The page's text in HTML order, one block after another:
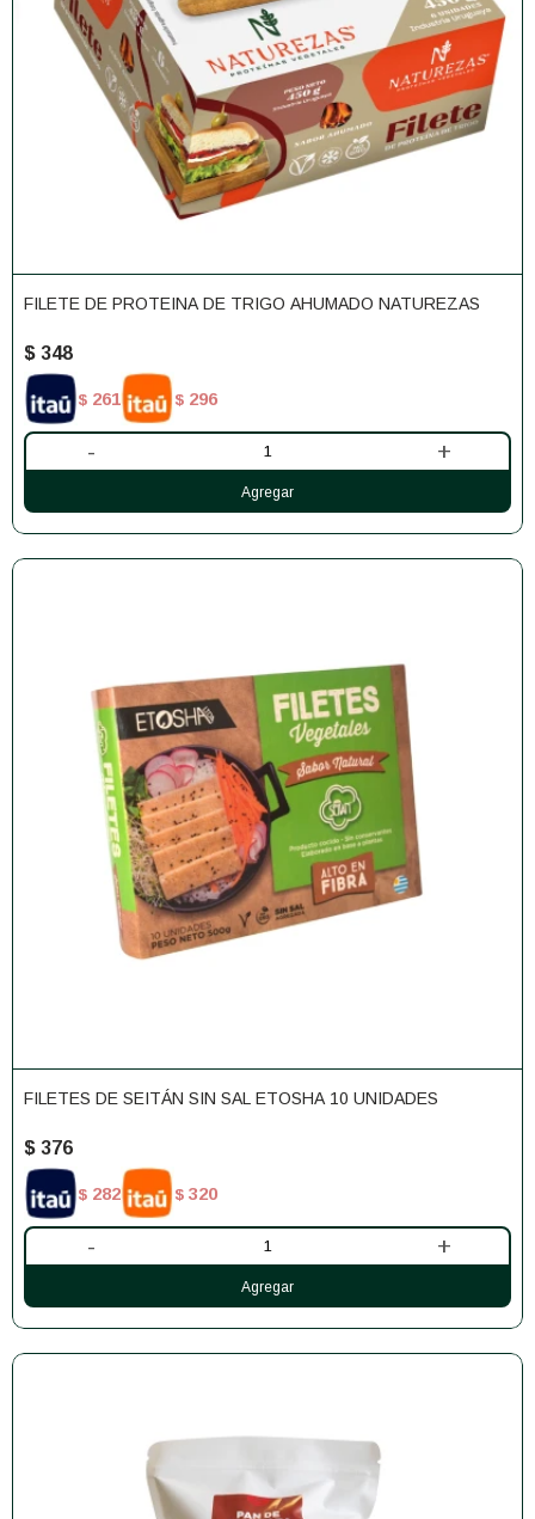
FILETE DE PROTEINA DE TRIGO AHUMADO NATUREZAS
$ 348
$ 261 $ 296
- +
FILETES DE SEITÁN SIN SAL ETOSHA 10 UNIDADES
$ 376
$ 282 $ 320
- +